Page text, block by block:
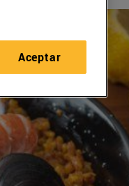
Aceptar